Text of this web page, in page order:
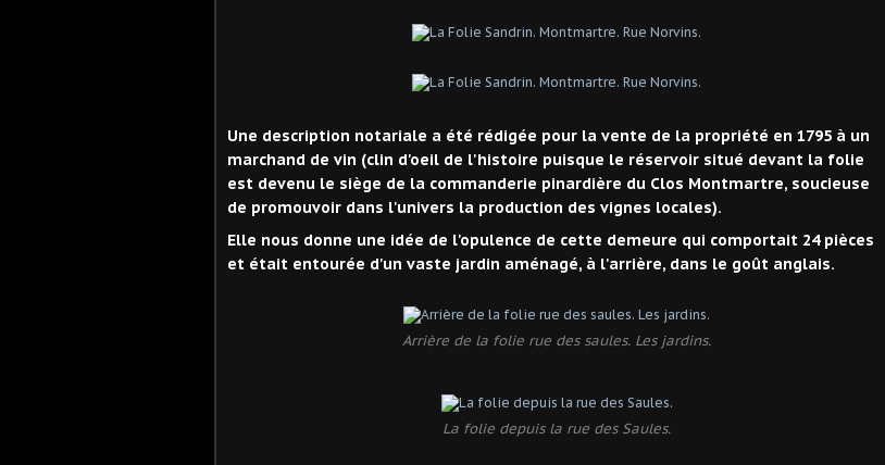
Une description notariale a été rédigée pour la vente de la propriété en 1795 à un
marchand de vin (clin d'oeil de l'histoire puisque le réservoir situé devant la folie
est devenu le siège de la commanderie pinardière du Clos Montmartre, soucieuse
de promouvoir dans l'univers la production des vignes locales).
Elle nous donne une idée de l'opulence de cette demeure qui comportait 24 pièces
et était entourée d'un vaste jardin aménagé, à l'arrière, dans le goût anglais.
Arrière de la folie rue des saules. Les jardins.
La folie depuis la rue des Saules.